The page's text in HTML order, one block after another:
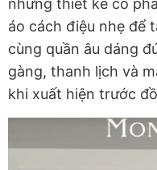
những thiết kế có
áo cách điệu nhẹ để
cùng quần âu dáng
gàng, thanh lịch và
khi xuất hiện trước